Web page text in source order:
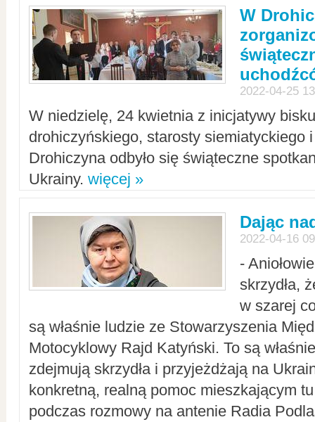
W
2022-04-25
W niedzielę, 24 kwietnia z inicjatywy
drohiczyńskiego, starosty siemiatyckiego
Drohiczyna odbyło się świąteczne
Ukrainy. więcej »
Dając
2022-04-16
-
skrzydła,
w szarej
są właśnie ludzie ze Stowarzyszenia
Motocyklowy Rajd Katyński. To są
zdejmują skrzydła i przyjeżdżają na
konkretną, realną pomoc mieszkającym
podczas rozmowy na antenie Radia